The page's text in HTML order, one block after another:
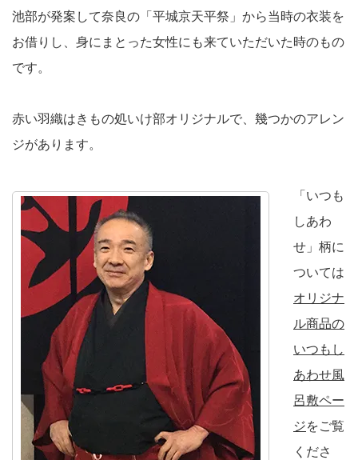
池部が発案して奈良の「平城京天平祭」から当時の衣装を
お借りし、身にまとった女性にも来ていただいた時のもの
です。
赤い羽織はきもの処いけ部オリジナルで、幾つかのアレン
ジがあります。
「いつも
しあわ
せ」柄に
ついては
オリジナ
ル商品の
いつもし
あわせ風
呂敷ペー
ジをご覧
くださ